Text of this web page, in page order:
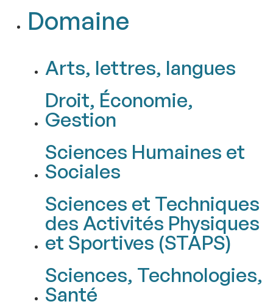
Domaine
Arts, lettres, langues
Droit, Économie,
Gestion
Sciences Humaines et
Sociales
Sciences et Techniques
des Activités Physiques
et Sportives (STAPS)
Sciences, Technologies,
Santé